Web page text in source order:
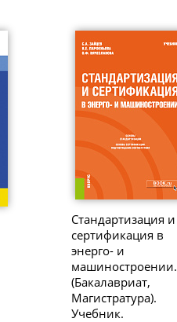
Стандартизация и
сертификация в
энерго- и
машиностроении.
(Бакалавриат,
Магистратура).
Учебник.